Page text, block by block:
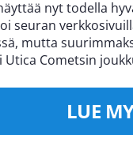
nyt todella
seuran
mutta
Cometsin
LUE